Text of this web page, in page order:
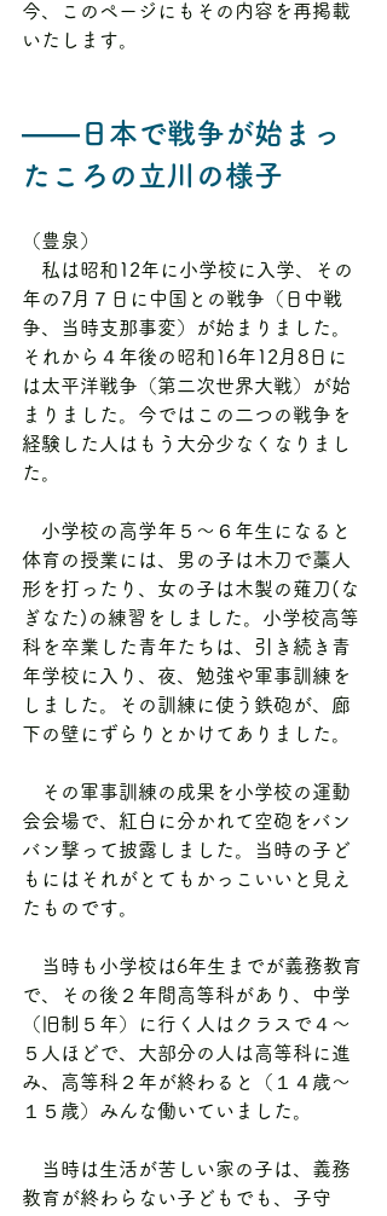
今、このページにもその内容を再掲載
いたします。
――日本で戦争が始まっ
たころの立川の様子
（豊泉）
私は昭和12年に小学校に入学、その
年の7月７日に中国との戦争（日中戦
争、当時支那事変）が始まりました。
それから４年後の昭和16年12月8日に
は太平洋戦争（第二次世界大戦）が始
まりました。今ではこの二つの戦争を
経験した人はもう大分少なくなりまし
た。
小学校の高学年５～６年生になると
体育の授業には、男の子は木刀で藁人
形を打ったり、女の子は木製の薙刀(な
ぎなた)の練習をしました。小学校高等
科を卒業した青年たちは、引き続き青
年学校に入り、夜、勉強や軍事訓練を
しました。その訓練に使う鉄砲が、廊
下の壁にずらりとかけてありました。
その軍事訓練の成果を小学校の運動
会会場で、紅白に分かれて空砲をバン
バン撃って披露しました。当時の子ど
もにはそれがとてもかっこいいと見え
たものです。
当時も小学校は6年生までが義務教育
で、その後２年間高等科があり、中学
（旧制５年）に行く人はクラスで４～
５人ほどで、大部分の人は高等科に進
み、高等科２年が終わると（１４歳～
１５歳）みんな働いていました。
当時は生活が苦しい家の子は、義務
教育が終わらない子どもでも、子守